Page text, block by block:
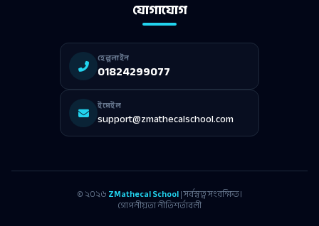
যোগাযোগ
হেল্পলাইন
01824299077
ইমেইল
support@zmathecalschool.com
© ২০২৬ZMathecal School| সর্বস্বত্ব সংরক্ষিত।
গোপনীয়তা নীতিশর্তাবলী